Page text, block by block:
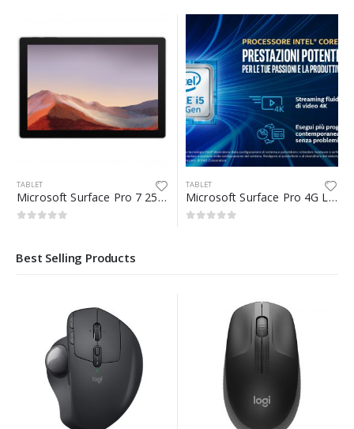
TABLET
Microsoft Surface Pro 7 256 GB 31,2 cm (12.3″) Intel? Core? i5 di decima generazione 8 GB Wi-Fi 6 (802.11ax) Windows 10 Pro Nero
TABLET
Microsoft Surface Pro 4G LTE 256 GB 31,2 cm (12.3″) Intel? Core? i5 di settima generazione 8 GB Wi-Fi 5 (802.11ac) Platino
Best Selling Products